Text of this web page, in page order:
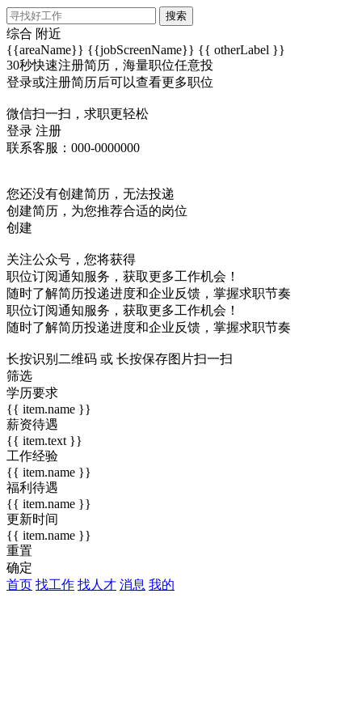
搜索
综合 附近
{{areaName}} {{jobScreenName}} {{ otherLabel }}
30秒快速注册简历，海量职位任意投
登录或注册简历后可以查看更多职位
微信扫一扫，求职更轻松
登录 注册
联系客服：000-0000000
您还没有创建简历，无法投递
创建简历，为您推荐合适的岗位
创建
关注公众号，您将获得
职位订阅通知服务，获取更多工作机会！
随时了解简历投递进度和企业反馈，掌握求职节奏
职位订阅通知服务，获取更多工作机会！
随时了解简历投递进度和企业反馈，掌握求职节奏
长按识别二维码 或 长按保存图片扫一扫
筛选
学历要求
{{ item.name }}
薪资待遇
{{ item.text }}
工作经验
{{ item.name }}
福利待遇
{{ item.name }}
更新时间
{{ item.name }}
重置
确定
首页 找工作 找人才 消息 我的